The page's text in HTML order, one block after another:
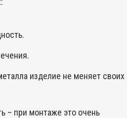
изделие не меняет своих
– при монтаже это очень